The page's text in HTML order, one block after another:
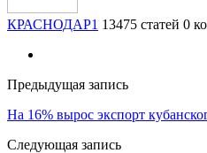
КРАСНОДАР1 13475 статей 0
Предыдущая запись
На 16% вырос экспорт
Следующая запись